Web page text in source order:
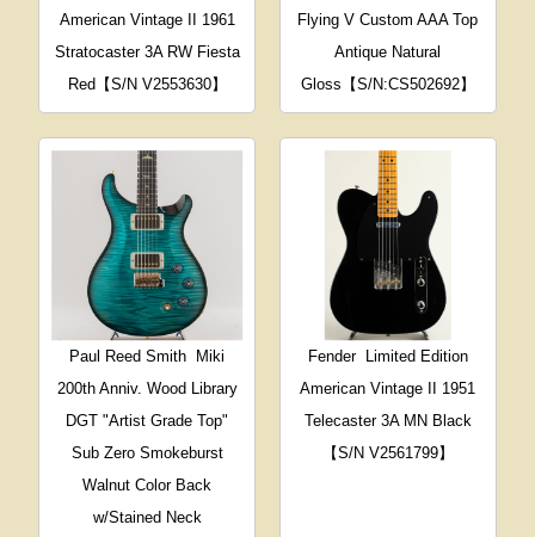
American Vintage II 1961
Stratocaster 3A RW Fiesta
Red【S/N V2553630】
Flying V Custom AAA Top
Antique Natural
Gloss【S/N:CS502692】
Paul Reed Smith
Miki
200th Anniv. Wood Library
DGT "Artist Grade Top"
Sub Zero Smokeburst
Walnut Color Back
w/Stained Neck
Fender
Limited Edition
American Vintage II 1951
Telecaster 3A MN Black
【S/N V2561799】